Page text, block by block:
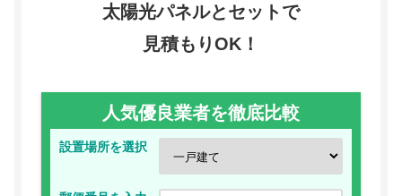
太陽光パネルとセットで
見積もりOK！
人気優良業者を徹底比較
設置場所を選択